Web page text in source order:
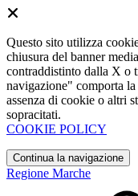
Questo sito utilizza
chiusura del banner
contraddistinto dalla X o
navigazione" comporta
assenza di cookie o altri
sopracitati.
COOKIE POLICY
Continua la navigazione
Regione Marche